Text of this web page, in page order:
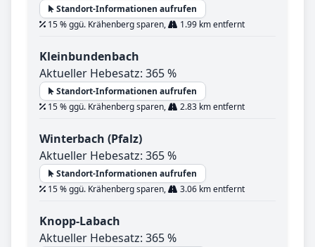
Standort-Informationen aufrufen
15 % ggü. Krähenberg sparen,
1.99 km entfernt
Kleinbundenbach
Aktueller Hebesatz: 365 %
Standort-Informationen aufrufen
15 % ggü. Krähenberg sparen,
2.83 km entfernt
Winterbach (Pfalz)
Aktueller Hebesatz: 365 %
Standort-Informationen aufrufen
15 % ggü. Krähenberg sparen,
3.06 km entfernt
Knopp-Labach
Aktueller Hebesatz: 365 %